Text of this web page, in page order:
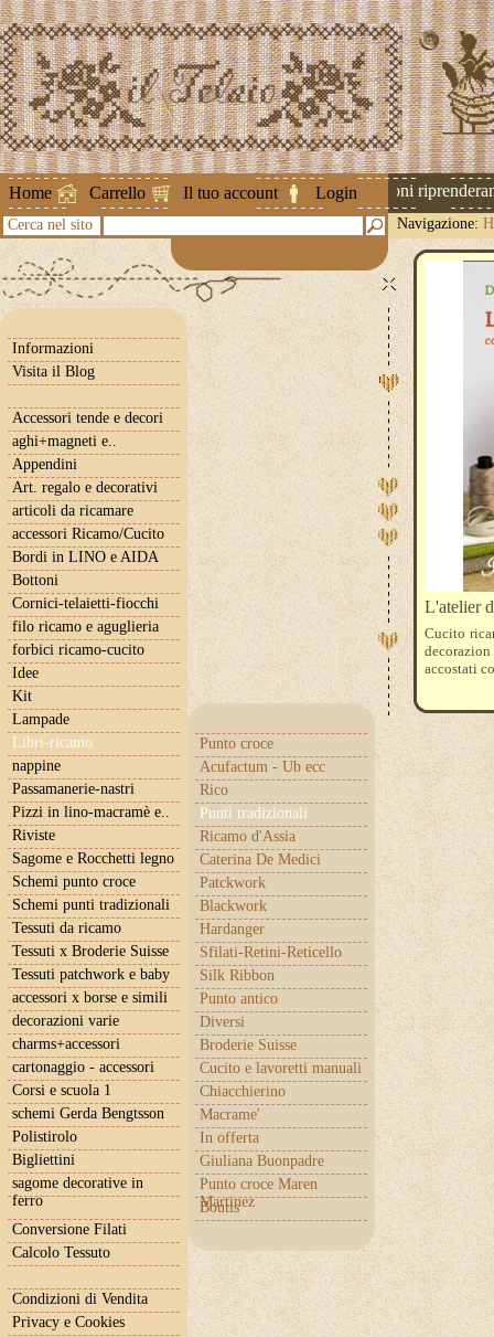
Home Carrello Il tuo account Login
Attenzione ! Le spedizioni
Cerca nel sito Navigazione:
Informazioni
Visita il Blog
Accessori tende e decori
aghi+magneti e..
Appendini
Art. regalo e decorativi
articoli da ricamare
accessori Ricamo/Cucito
Bordi in LINO e AIDA
Bottoni
Cornici-telaietti-fiocchi
filo ricamo e aguglieria
forbici ricamo-cucito
Idee
Kit
Lampade
Libri-ricamo
Punto croce
Acufactum - Ub ecc
Rico
Punti tradizionali
Ricamo d'Assia
Caterina De Medici
Patckwork
Blackwork
Hardanger
Sfilati-Retini-Reticello
Silk Ribbon
Punto antico
Diversi
Broderie Suisse
Cucito e lavoretti manuali
Chiacchierino
Macrame'
In offerta
Giuliana Buonpadre
Punto croce Maren
Martinez
Boutis
nappine
Passamanerie-nastri
Pizzi in lino-macramè e..
Riviste
Sagome e Rocchetti legno
Schemi punto croce
Schemi punti tradizionali
Tessuti da ricamo
Tessuti x Broderie Suisse
Tessuti patchwork e baby
accessori x borse e simili
decorazioni varie
charms+accessori
cartonaggio - accessori
Corsi e scuola 1
schemi Gerda Bengtsson
Polistirolo
Bigliettini
sagome decorative in
ferro
Conversione Filati
Calcolo Tessuto
Condizioni di Vendita
Privacy e Cookies
L'atelier
Cucito
accostati